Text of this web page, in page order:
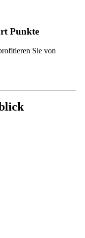
Punkte
Sie von